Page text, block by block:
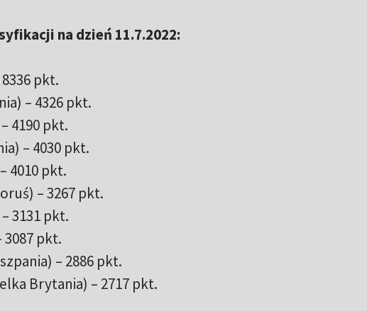
na dzień 11.7.2022:
pkt.
– 4326 pkt.
4190 pkt.
– 4030 pkt.
4010 pkt.
– 3267 pkt.
3131 pkt.
3087 pkt.
– 2886 pkt.
Brytania) – 2717 pkt.